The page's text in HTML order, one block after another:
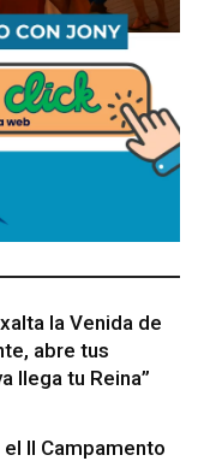
la Venida de
abre tus
llega tu Reina”
II Campamento